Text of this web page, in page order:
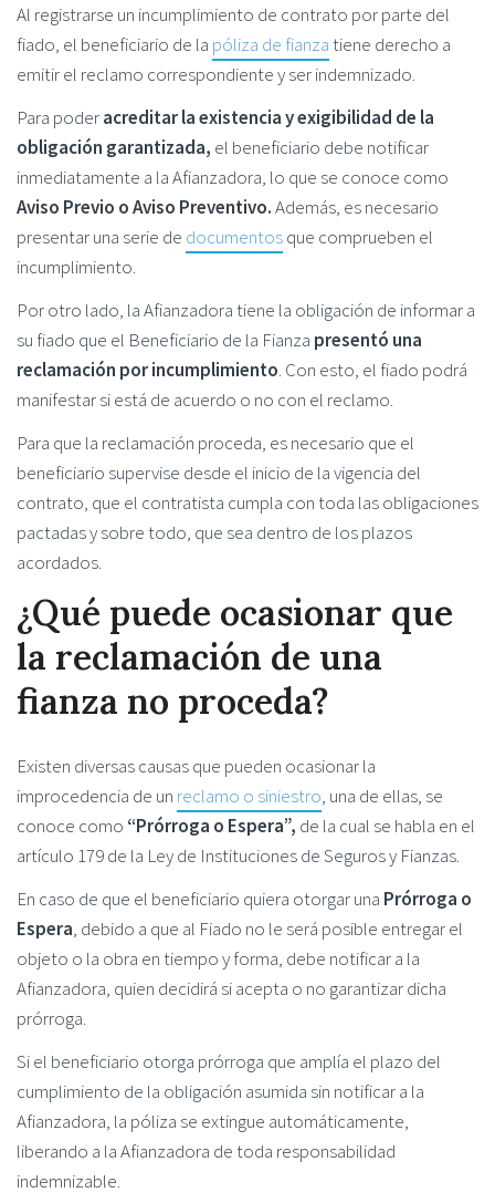
Al registrarse un incumplimiento de contrato por parte del
fiado, el beneficiario de la póliza de fianzatiene derecho a
emitir el reclamo correspondiente y ser indemnizado.
Para poderacreditar la existencia y exigibilidad de la
obligación garantizada, el beneficiario debe notificar
inmediatamente a la Afianzadora, lo que se conoce como
Aviso Previo o Aviso Preventivo.Además, es necesario
presentar una serie de documentosque comprueben el
incumplimiento.
Por otro lado, la Afianzadora tiene la obligación de informar a
su fiado que el Beneficiario de la Fianza presentó una
reclamación por incumplimiento. Con esto, el fiado podrá
manifestar si está de acuerdo o no con el reclamo.
Para que la reclamación proceda, es necesario que el
beneficiario supervise desde el inicio de la vigencia del
contrato, que el contratista cumpla con toda las obligaciones
pactadas y sobre todo, que sea dentro de los plazos
acordados.
¿Qué puede ocasionar que
la reclamación de una
fianza no proceda?
Existen diversas causas que pueden ocasionar la
improcedencia de un reclamo o siniestro, una de ellas, se
conoce como “Prórroga o Espera”, de la cual se habla en el
artículo 179 de la Ley de Instituciones de Seguros y Fianzas.
En caso de que el beneficiario quiera otorgar una Prórroga o
Espera, debido a que al Fiado no le será posible entregar el
objeto o la obra en tiempo y forma, debe notificar a la
Afianzadora, quien decidirá si acepta o no garantizar dicha
prórroga.
Si el beneficiario otorga prórroga que amplía el plazo del
cumplimiento de la obligación asumida sin notificar a la
Afianzadora, la póliza se extingue automáticamente,
liberando a la Afianzadora de toda responsabilidad
indemnizable.